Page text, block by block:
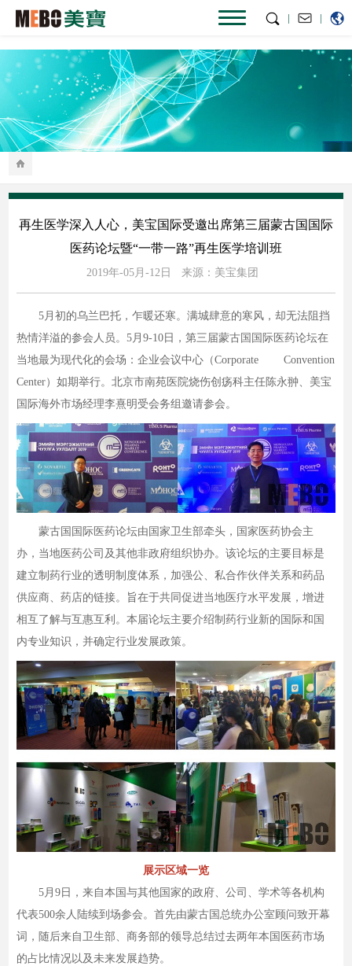
|
|
再生医学深入人心，美宝国际受邀出席第三届蒙古国国际
医药论坛暨“一带一路”再生医学培训班
2019年-05月-12日 来源：美宝集团
5月初的乌兰巴托，乍暖还寒。满城肆意的寒风，却无法阻挡
热情洋溢的参会人员。5月9-10日，第三届蒙古国国际医药论坛在
当地最为现代化的会场：企业会议中心（Corporate Convention
Center）如期举行。北京市南苑医院烧伤创疡科主任陈永翀、美宝
国际海外市场经理李熹明受会务组邀请参会。
蒙古国国际医药论坛由国家卫生部牵头，国家医药协会主
办，当地医药公司及其他非政府组织协办。该论坛的主要目标是
建立制药行业的透明制度体系，加强公、私合作伙伴关系和药品
供应商、药店的链接。旨在于共同促进当地医疗水平发展，增进
相互了解与互惠互利。本届论坛主要介绍制药行业新的国际和国
内专业知识，并确定行业发展政策。
展示区域一览
5月9日，来自本国与其他国家的政府、公司、学术等各机构
代表500余人陆续到场参会。首先由蒙古国总统办公室顾问致开幕
词，随后来自卫生部、商务部的领导总结过去两年本国医药市场
的占比情况以及未来发展趋势。